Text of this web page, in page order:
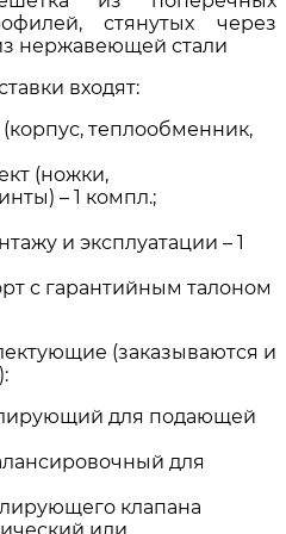
стянутых через
нержавеющей стали
входят:
теплообменник,
(ножки,
– 1 компл.;
и эксплуатации – 1
с гарантийным талоном
(заказываются и
для подающей
для
клапана